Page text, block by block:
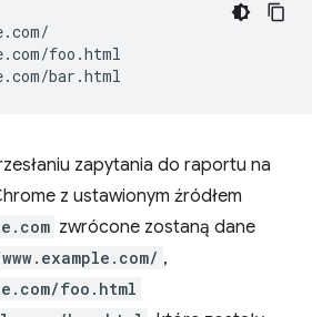
foo.html
zapytania do raportu na
z ustawionym źródłem
zwrócone zostaną dane
,
foo.html